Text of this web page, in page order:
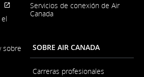
abre
en
una
ventana
no
cumplir
sobre
Servicios de conexión de Air
Canada
SOBRE AIR CANADA
Carreras profesionales